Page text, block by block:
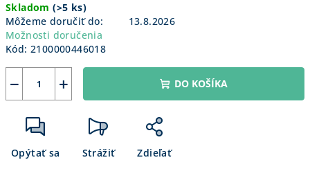
cena:
Skladom(>5 ks)
Môžeme doručiť do:
13.8.2026
Možnosti doručenia
Kód: 2100000446018
+
− DO KOŠÍKA
Opýtať sa Strážiť Zdieľať